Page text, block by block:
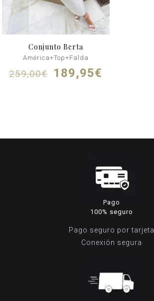
Conjunto Berta
América+Top+Falda
259,00€ El
189,95€
Pago
100% seguro
Pago seguro por tarjeta
Conexión segura